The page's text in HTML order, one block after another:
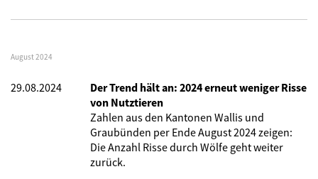
August 2024
29.08.2024
Der Trend hält an: 2024 erneut weniger Risse
von Nutztieren
Zahlen aus den Kantonen Wallis und
Graubünden per Ende August 2024 zeigen:
Die Anzahl Risse durch Wölfe geht weiter
zurück.